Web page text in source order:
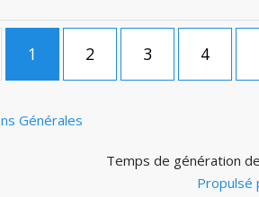
1 2 3 4
Générales
Temps de génération
Propulsé